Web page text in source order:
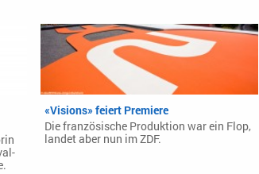
TKO Holt Netflix-Manager
«Visions» feiert Premiere
Die französische Produktion war ein Flop,
landet aber nun im ZDF.